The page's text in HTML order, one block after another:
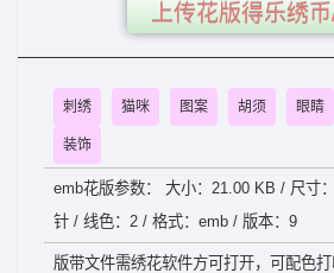
上传花版得乐绣
刺绣 猫咪 图案 胡须 眼睛
装饰
emb花版参数： 大小：21.00 KB / 尺寸
针 / 线色：2 / 格式：emb / 版本：9
版带文件需绣花软件方可打开，可配色